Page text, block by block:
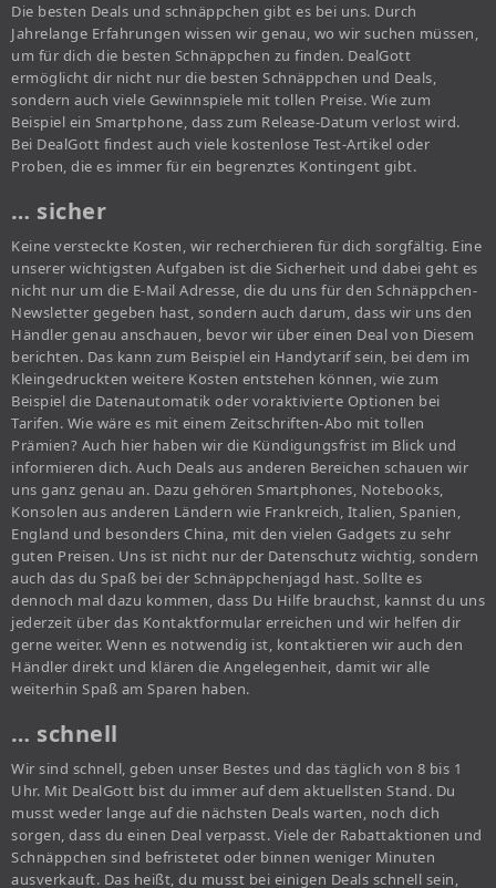
Die besten Deals und schnäppchen gibt es bei uns. Durch
Jahrelange Erfahrungen wissen wir genau, wo wir suchen müssen,
um für dich die besten Schnäppchen zu finden. DealGott
ermöglicht dir nicht nur die besten Schnäppchen und Deals,
sondern auch viele Gewinnspiele mit tollen Preise. Wie zum
Beispiel ein Smartphone, dass zum Release-Datum verlost wird.
Bei DealGott findest auch viele kostenlose Test-Artikel oder
Proben, die es immer für ein begrenztes Kontingent gibt.
… sicher
Keine versteckte Kosten, wir recherchieren für dich sorgfältig. Eine
unserer wichtigsten Aufgaben ist die Sicherheit und dabei geht es
nicht nur um die E-Mail Adresse, die du uns für den Schnäppchen-
Newsletter gegeben hast, sondern auch darum, dass wir uns den
Händler genau anschauen, bevor wir über einen Deal von Diesem
berichten. Das kann zum Beispiel ein Handytarif sein, bei dem im
Kleingedruckten weitere Kosten entstehen können, wie zum
Beispiel die Datenautomatik oder voraktivierte Optionen bei
Tarifen. Wie wäre es mit einem Zeitschriften-Abo mit tollen
Prämien? Auch hier haben wir die Kündigungsfrist im Blick und
informieren dich. Auch Deals aus anderen Bereichen schauen wir
uns ganz genau an. Dazu gehören Smartphones, Notebooks,
Konsolen aus anderen Ländern wie Frankreich, Italien, Spanien,
England und besonders China, mit den vielen Gadgets zu sehr
guten Preisen. Uns ist nicht nur der Datenschutz wichtig, sondern
auch das du Spaß bei der Schnäppchenjagd hast. Sollte es
dennoch mal dazu kommen, dass Du Hilfe brauchst, kannst du uns
jederzeit über das Kontaktformular erreichen und wir helfen dir
gerne weiter. Wenn es notwendig ist, kontaktieren wir auch den
Händler direkt und klären die Angelegenheit, damit wir alle
weiterhin Spaß am Sparen haben.
… schnell
Wir sind schnell, geben unser Bestes und das täglich von 8 bis 1
Uhr. Mit DealGott bist du immer auf dem aktuellsten Stand. Du
musst weder lange auf die nächsten Deals warten, noch dich
sorgen, dass du einen Deal verpasst. Viele der Rabattaktionen und
Schnäppchen sind befristetet oder binnen weniger Minuten
ausverkauft. Das heißt, du musst bei einigen Deals schnell sein,